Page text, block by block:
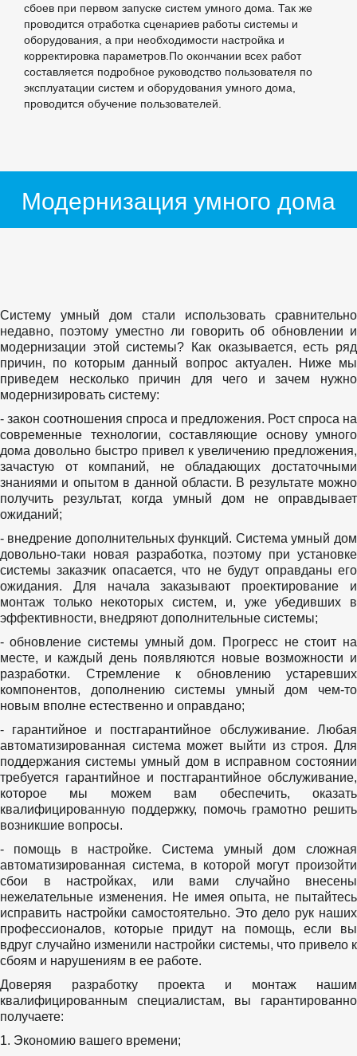
сбоев при первом запуске систем умного дома. Так же
проводится отработка сценариев работы системы и
оборудования, а при необходимости настройка и
корректировка параметров.По окончании всех работ
составляется подробное руководство пользователя по
эксплуатации систем и оборудования умного дома,
проводится обучение пользователей.
Модернизация умного дома
Систему умный дом стали использовать сравнительно
недавно, поэтому уместно ли говорить об обновлении и
модернизации этой системы? Как оказывается, есть ряд
причин, по которым данный вопрос актуален. Ниже мы
приведем несколько причин для чего и зачем нужно
модернизировать систему:
- закон соотношения спроса и предложения. Рост спроса на
современные технологии, составляющие основу умного
дома довольно быстро привел к увеличению предложения,
зачастую от компаний, не обладающих достаточными
знаниями и опытом в данной области. В результате можно
получить результат, когда умный дом не оправдывает
ожиданий;
- внедрение дополнительных функций. Система умный дом
довольно-таки новая разработка, поэтому при установке
системы заказчик опасается, что не будут оправданы его
ожидания. Для начала заказывают проектирование и
монтаж только некоторых систем, и, уже убедивших в
эффективности, внедряют дополнительные системы;
- обновление системы умный дом. Прогресс не стоит на
месте, и каждый день появляются новые возможности и
разработки. Стремление к обновлению устаревших
компонентов, дополнению системы умный дом чем-то
новым вполне естественно и оправдано;
- гарантийное и постгарантийное обслуживание. Любая
автоматизированная система может выйти из строя. Для
поддержания системы умный дом в исправном состоянии
требуется гарантийное и постгарантийное обслуживание,
которое мы можем вам обеспечить, оказать
квалифицированную поддержку, помочь грамотно решить
возникшие вопросы.
- помощь в настройке. Система умный дом сложная
автоматизированная система, в которой могут произойти
сбои в настройках, или вами случайно внесены
нежелательные изменения. Не имея опыта, не пытайтесь
исправить настройки самостоятельно. Это дело рук наших
профессионалов, которые придут на помощь, если вы
вдруг случайно изменили настройки системы, что привело к
сбоям и нарушениям в ее работе.
Доверяя разработку проекта и монтаж нашим
квалифицированным специалистам, вы гарантированно
получаете:
1. Экономию вашего времени;